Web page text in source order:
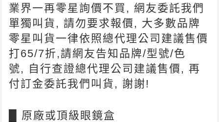
業界一再零星詢價不買, 網友委託我們
單獨叫貨, 請勿要求報價, 大多數品牌
零星叫貨一律依照總代理公司建議售價
打65/7折,請網友告知品牌/型號/色
號, 自行查證總代理公司建議售價, 再
付訂金委託我們叫貨, 謝謝!
█ 原廠或頂級眼鏡盒